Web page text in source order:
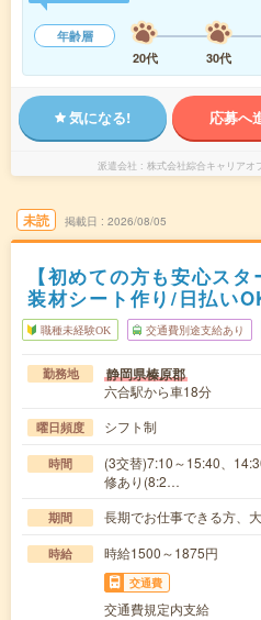
年齢層
20代
30代
気になる! 応募へ
派遣会社 株式会社綜合キャリアオ
未読 掲載日 2026/08/05
【初めての方も安心ス
装材シート作り/日払い
職種未経験OK 交通費別途支給あり
勤務地 静岡県榛原郡
六合駅から車18分
曜日頻度 シフト制
時間
(3交替)7:10～15:40、
修あり(8:2…
期間 長期でお仕事できる方、
時給 時給1500～1875円
交通費
交通費規定内支給